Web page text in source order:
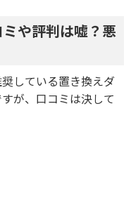
や評判は嘘？悪
している置き換えダ
が、口コミは決して